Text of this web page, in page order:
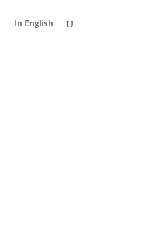
In English